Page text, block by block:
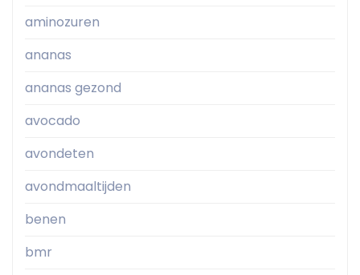
aminozuren
ananas
ananas gezond
avocado
avondeten
avondmaaltijden
benen
bmr